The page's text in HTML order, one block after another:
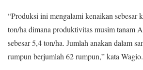
“Produksi ini mengalami kenaikan sebesar
ton/ha dimana produktivitas musim tanam
sebesar 5,4 ton/ha. Jumlah anakan dalam
rumpun berjumlah 62 rumpun,” kata Wagio.